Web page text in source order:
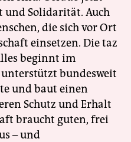
und Solidarität. Auch
die sich vor Ort
einsetzen. Die taz
beginnt im
bundesweit
und baut einen
Schutz und Erhalt
braucht guten, frei
– und